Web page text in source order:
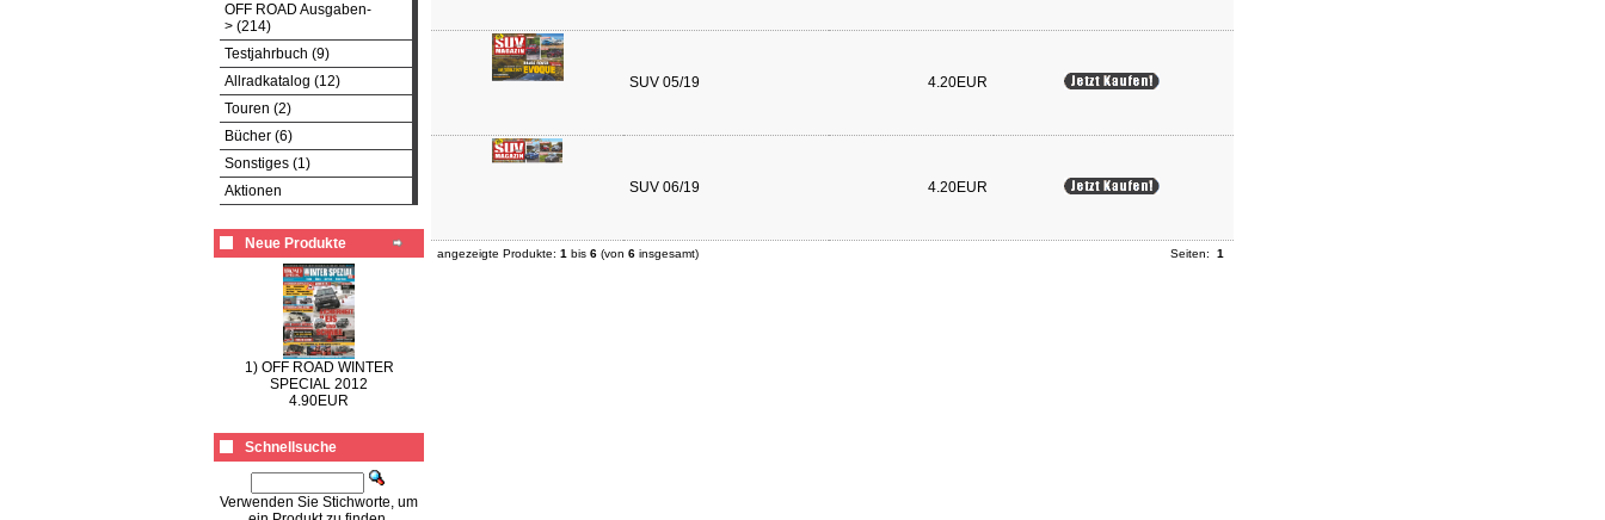
OFF ROAD Ausgaben-
> (214)
Testjahrbuch (9)
Allradkatalog (12)
Touren (2)
Bücher (6)
Sonstiges (1)
Aktionen
Neue Produkte
1) OFF ROAD WINTER
SPECIAL 2012
4.90EUR
Schnellsuche
Verwenden Sie Stichworte, um
SUV 05/19 4.20EUR
SUV 06/19 4.20EUR
angezeigte Produkte: 1 bis 6 (von 6 insgesamt) Seiten: 1